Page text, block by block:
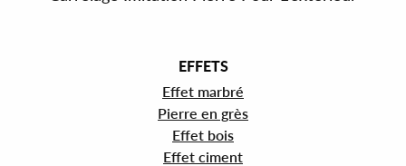
EFFETS
Effet marbré
Pierre en grès
Effet bois
Effet ciment